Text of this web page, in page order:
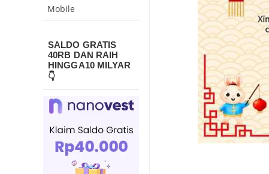
Mobile
SALDO GRATIS
40RB DAN RAIH
HINGGA10 MILYAR
👇